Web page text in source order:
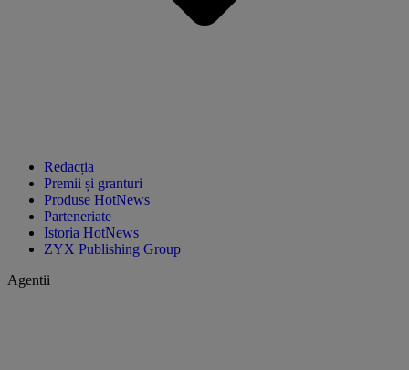
Redacția
Premii și granturi
Produse HotNews
Parteneriate
Istoria HotNews
ZYX Publishing Group
Agentii